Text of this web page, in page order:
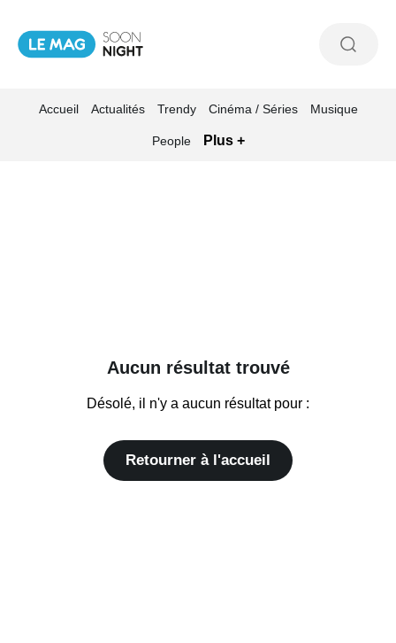
Accueil Actualités Trendy Cinéma / Séries Musique
People Plus +
Aucun résultat trouvé
Désolé, il n'y a aucun résultat pour :
Retourner à l'accueil